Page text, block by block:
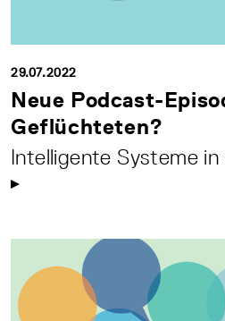
29.07.2022
Neue Podcast-
Geflüchteten?
Intelligente Systeme